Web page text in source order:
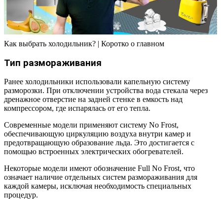
Как выбрать холодильник? | Коротко о главном
Тип размораживания
Ранее холодильники использовали капельную систему
разморозки. При отключении устройства вода стекала через
дренажное отверстие на задней стенке в емкость над
компрессором, где испарялась от его тепла.
Современные модели применяют систему No Frost,
обеспечивающую циркуляцию воздуха внутри камер и
предотвращающую образование льда. Это достигается с
помощью встроенных электрических обогревателей.
Некоторые модели имеют обозначение Full No Frost, что
означает наличие отдельных систем размораживания для
каждой камеры, исключая необходимость специальных
процедур.